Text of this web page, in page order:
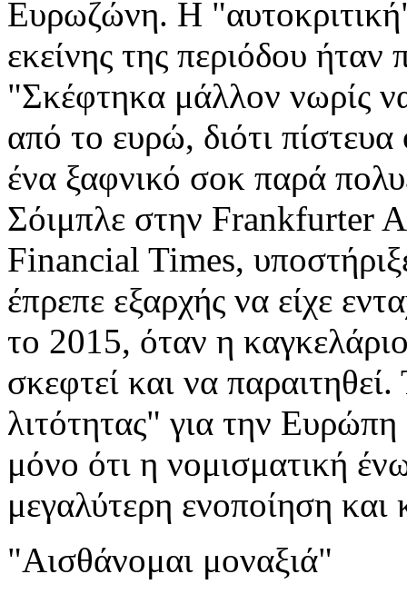
Ευρωζώνη. Η
εκείνης της περιόδου
"Σκέφτηκα μάλλον νωρίς
από το ευρώ, διότι
ένα ξαφνικό σοκ παρά
Σόιμπλε στην Frankfurter
Financial Times,
έπρεπε εξαρχής να είχε
το 2015, όταν η
σκεφτεί και να
λιτότητας" για την
μόνο ότι η νομισματική
μεγαλύτερη ενοποίηση και
"Αισθάνομαι μοναξιά"